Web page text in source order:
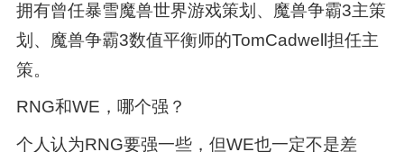
拥有曾任暴雪魔兽世界游戏策划、魔兽争霸3主策
划、魔兽争霸3数值平衡师的TomCadwell担任主
策。
RNG和WE，哪个强？
个人认为RNG要强一些，但WE也一定不是差